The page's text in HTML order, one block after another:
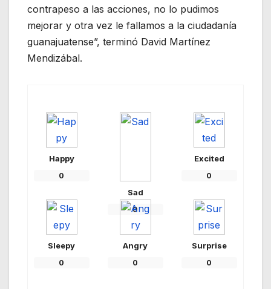
contrapeso a las acciones, no lo pudimos
mejorar y otra vez le fallamos a la ciudadanía
guanajuatense”, terminó David Martínez
Mendizábal.
Happy
0
Sad
0
Excited
0
Sleepy
0
Angry
0
Surprise
0